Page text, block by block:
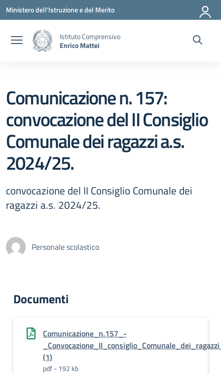
Vai ai contenuti
Vai al menu di navigazione
Vai al footer
Ministero dell'Istruzione e del Merito
Istituto Comprensivo
Enrico Mattei
Comunicazione n. 157:
convocazione del II Consiglio
Comunale dei ragazzi a.s.
2024/25.
convocazione del II Consiglio Comunale dei
ragazzi a.s. 2024/25.
Personale scolastico
Documenti
Comunicazione_n.157_-
(1)
pdf - 192 kb